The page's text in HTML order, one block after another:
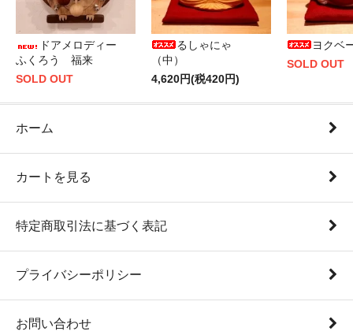
ドアメロディー
ふくろう 福来
SOLD OUT
るしゃにゃ
（中）
4,620円(税420円)
ヨクベ
SOLD OUT
ホーム
カートを見る
特定商取引法に基づく表記
プライバシーポリシー
お問い合わせ